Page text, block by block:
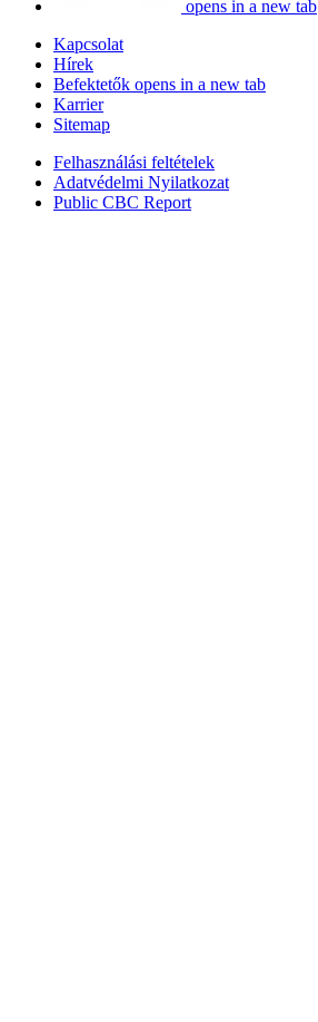
opens in a new tab
Kapcsolat
Hírek
Befektetők opens in a new tab
Karrier
Sitemap
Felhasználási feltételek
Adatvédelmi Nyilatkozat
Public CBC Report